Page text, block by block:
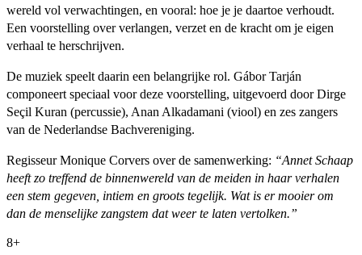
wereld vol verwachtingen, en vooral: hoe je je daartoe verhoudt.
Een voorstelling over verlangen, verzet en de kracht om je eigen
verhaal te herschrijven.
De muziek speelt daarin een belangrijke rol. Gábor Tarján
componeert speciaal voor deze voorstelling, uitgevoerd door Dirge
Seçil Kuran (percussie), Anan Alkadamani (viool) en zes zangers
van de Nederlandse Bachvereniging.
Regisseur Monique Corvers over de samenwerking: “Annet Schaap
heeft zo treffend de binnenwereld van de meiden in haar verhalen
een stem gegeven, intiem en groots tegelijk. Wat is er mooier om
dan de menselijke zangstem dat weer te laten vertolken.”
8+